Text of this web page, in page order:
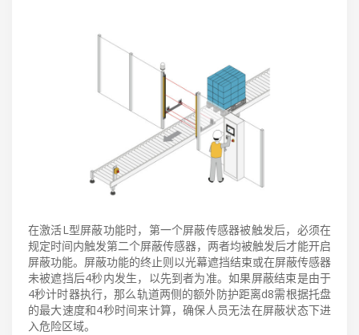
在激活L型屏蔽功能时，第一个屏蔽传感器被触发后，必须在
规定时间内触发第二个屏蔽传感器，两者均被触发后才能开启
屏蔽功能。屏蔽功能的终止则以光幕遮挡结束或在屏蔽传感器
未被遮挡后4秒内发生，以先到者为准。如果屏蔽结束是由于
4秒计时器执行，那么轨道两侧的额外防护距离d8需根据托盘
的最大速度和4秒时间来计算，确保人员无法在屏蔽状态下进
入危险区域。